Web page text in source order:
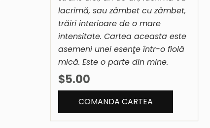
lacrimă, sau zâmbet cu zâmbet,
trăiri interioare de o mare
intensitate. Cartea aceasta este
asemeni unei esenţe într-o fiolă
mică. Este o parte din mine.
$5.00